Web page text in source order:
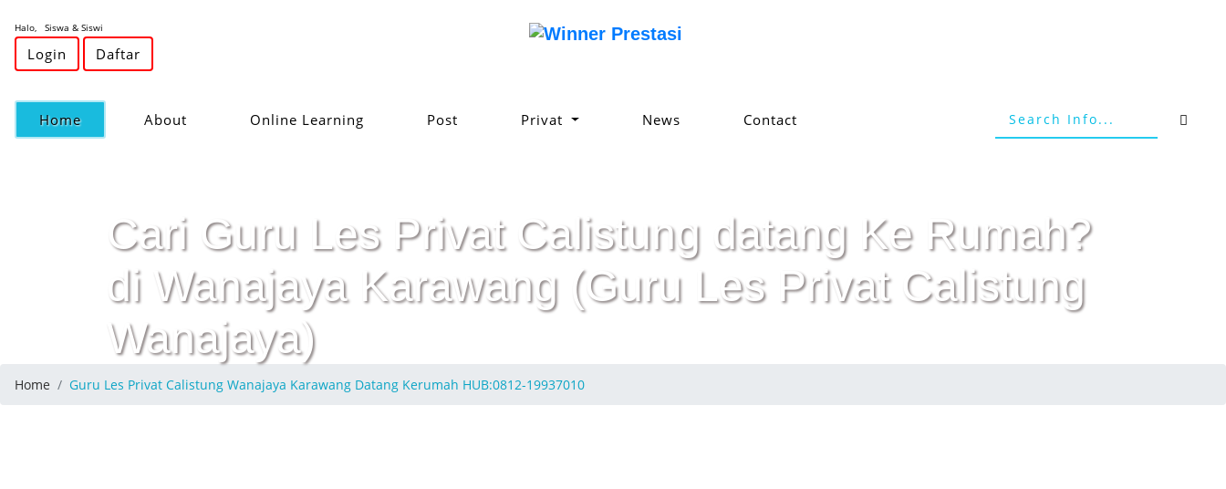
Halo, Siswa & Siswi
Login Daftar
Home(current) About Online Learning Post Privat News Contact
Cari Guru Les Privat Calistung datang Ke Rumah?
di Wanajaya Karawang (Guru Les Privat Calistung
Wanajaya)
Home Guru Les Privat Calistung Wanajaya Karawang Datang Kerumah HUB:0812-19937010